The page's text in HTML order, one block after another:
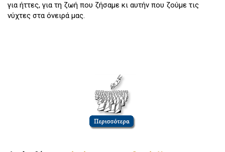
για ήττες, για τη ζωή που ζήσαμε κι αυτήν που ζούμε τις
νύχτες στα όνειρά μας.